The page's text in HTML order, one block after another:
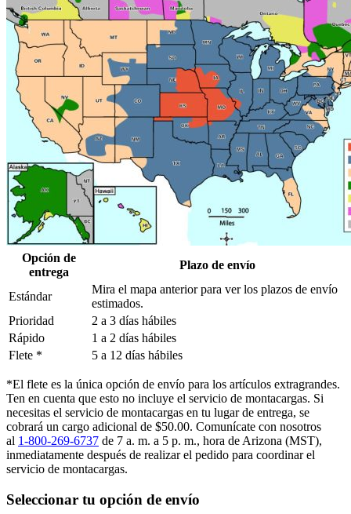
Opción de
entrega
Plazo de envío
Estándar
Mira el mapa anterior para ver los plazos de envío
estimados.
Prioridad
2 a 3 días hábiles
Rápido
1 a 2 días hábiles
Flete *
5 a 12 días hábiles
*El flete es la única opción de envío para los artículos extragrandes.
Ten en cuenta que esto no incluye el servicio de montacargas. Si
necesitas el servicio de montacargas en tu lugar de entrega, se
cobrará un cargo adicional de $50.00. Comunícate con nosotros
al 1-800-269-6737 de 7 a. m. a 5 p. m., hora de Arizona (MST),
inmediatamente después de realizar el pedido para coordinar el
servicio de montacargas.
Seleccionar tu opción de envío